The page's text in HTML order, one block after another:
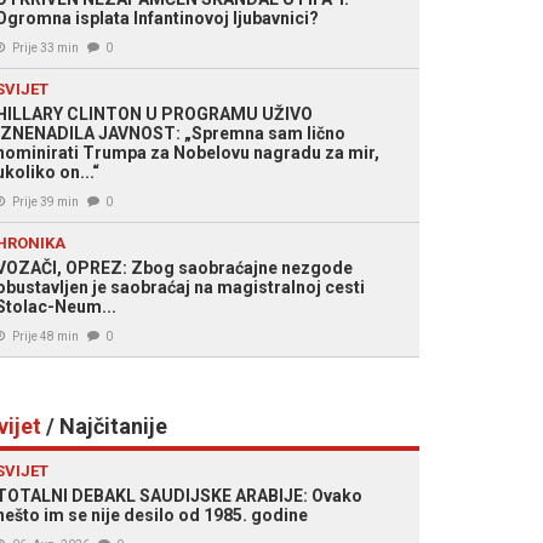
isplata Infantino­voj ljubavnici?
Prije 33 min 0
CLINTON U PROGRAMU UŽIVO
JAVNOST: „Spremna sam lično
Trumpa za Nobelovu nagradu za mir,
on...“
Prije 39 min 0
OPREZ: Zbog saobraćajne nezgode
je saobraćaj na magistralnoj cesti
Neum...
Prije 48 min 0
/ Najčitanije
DEBAKL SAUDIJSKE ARABIJE: Ovako
im se nije desilo od 1985. godine